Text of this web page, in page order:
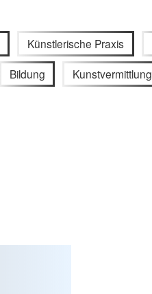
Künstlerische Praxis
Bildung Kunstvermittlung